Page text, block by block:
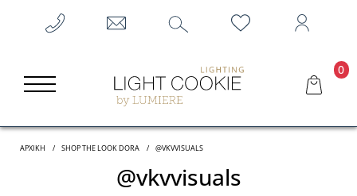
0
ΑΡΧΙΚΗ SHOP THE LOOK DORA @VKVVISUALS
@vkvvisuals